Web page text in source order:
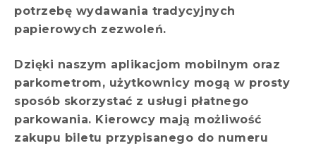
potrzebę wydawania tradycyjnych
papierowych zezwoleń.
Dzięki naszym aplikacjom mobilnym oraz
parkometrom, użytkownicy mogą w prosty
sposób skorzystać z usługi płatnego
parkowania. Kierowcy mają możliwość
zakupu biletu przypisanego do numeru